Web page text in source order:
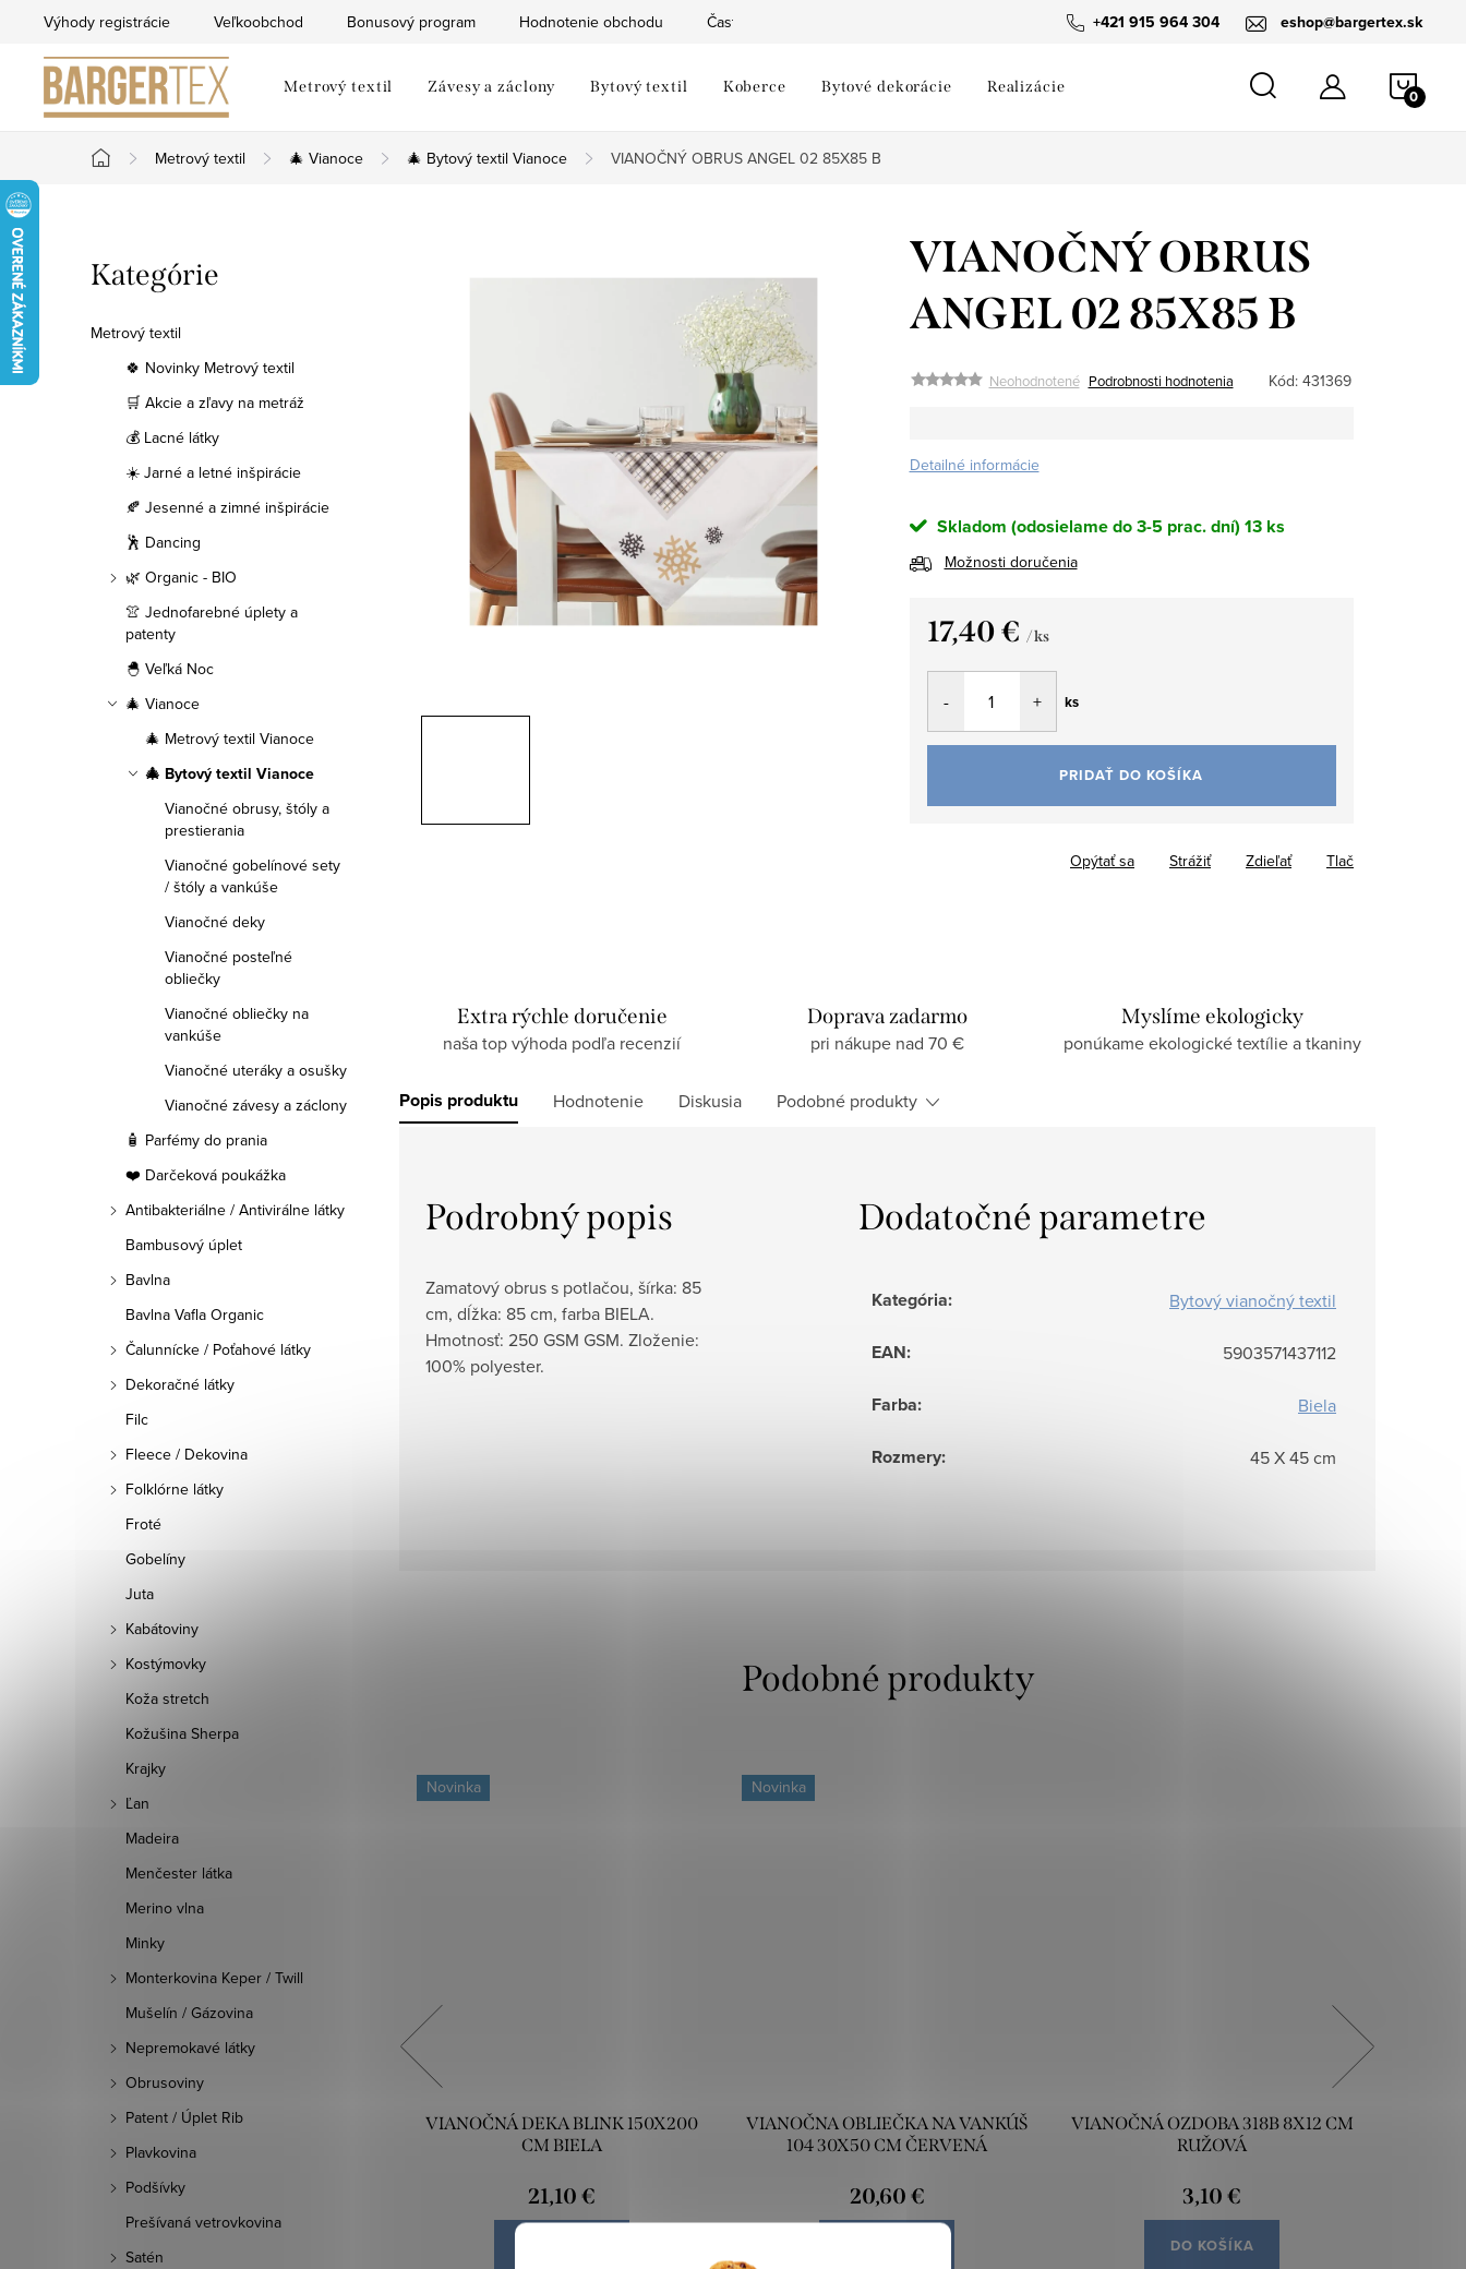
obsah
+421 915 964 304 eshop@bargertex.sk
Výhody registrácie Veľkoobchod Bonusový program Hodnotenie obchodu Často kladené otázky
Metrový textil Závesy a záclony Bytový textil Koberce Bytové dekorácie Realizácie
Domov
Metrový textil 🎄 Vianoce 🎄 Bytový textil Vianoce VIANOČNÝ OBRUS ANGEL 02 85X85 B
o
č
Preskočiť
kategórie
Kategórie
Metrový textil
🍀 Novinky Metrový textil
🛒 Akcie a zľavy na metráž
💰 Lacné látky
☀️ Jarné a letné inšpirácie
🍂 Jesenné a zimné inšpirácie
🕺 Dancing
🌿 Organic - BIO
👚 Jednofarebné úplety a
patenty
🐣 Veľká Noc
🎄 Vianoce
🎄 Metrový textil Vianoce
🎄 Bytový textil Vianoce
Vianočné obrusy, štóly a
prestierania
Vianočné gobelínové sety
/ štóly a vankúše
Vianočné deky
Vianočné posteľné
obliečky
Vianočné obliečky na
vankúše
Vianočné uteráky a osušky
Vianočné závesy a záclony
🧴 Parfémy do prania
❤️ Darčeková poukážka
Antibakteriálne / Antivirálne látky
Bambusový úplet
Bavlna
Bavlna Vafla Organic
Čalunnícke / Poťahové látky
Dekoračné látky
Filc
Fleece / Dekovina
Folklórne látky
Froté
Gobelíny
Juta
Kabátoviny
Kostýmovky
Koža stretch
Kožušina Sherpa
Krajky
Ľan
Madeira
Menčester látka
Merino vlna
Minky
Monterkovina Keper / Twill
Mušelín / Gázovina
Nepremokavé látky
Obrusoviny
Patent / Úplet Rib
Plavkovina
Podšívky
Prešívaná vetrovkovina
Satén
VIANOČNÝ OBRUS
ANGEL 02 85X85 B
Neohodnotené Podrobnosti hodnotenia Kód: 431369
Detailné informácie
Skladom (odosielame do 3-5 prac. dní) 13 ks
Možnosti doručenia
17,40 € / ks
Jednotková
ks
PRIDAŤ DO KOŠÍKA
Tlač
Opýtať sa Strážiť Zdieľať
Extra rýchle doručenie
naša top výhoda podľa recenzií
Doprava zadarmo
pri nákupe nad 70 €
Myslíme ekologicky
ponúkame ekologické textílie a tkaniny
Popis produktu Hodnotenie Diskusia Podobné produkty
Podrobný popis
Zamatový obrus s potlačou, šírka: 85
cm, dĺžka: 85 cm, farba BIELA.
Hmotnosť: 250 GSM GSM. Zloženie:
100% polyester.
Dodatočné parametre
Kategória: Bytový vianočný textil
EAN: 5903571437112
Farba: Biela
Rozmery: 45 X 45 cm
VIANOČNÉ POSTEĽNÉ OBLIEČKY
AURA 140X200 70X80/X1 CM
Novinka
VIANOČNÁ DEKA BLINK 150X200
CM BIELA
21,10 €
Novinka
VIANOČNA OBLIEČKA NA VANKÚŠ
104 30X50 CM ČERVENÁ
20,60 €
VIANOČNÁ OZDOBA 318B 8X12 CM
RUŽOVÁ
3,10 €
DO KOŠÍKA